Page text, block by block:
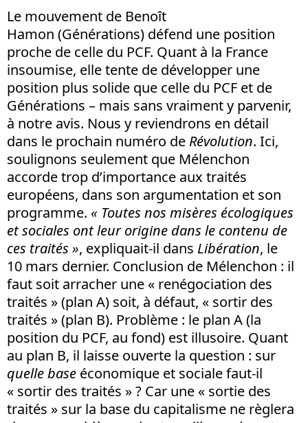
Le mouvement de Benoît
Hamon (Générations) défend une position
proche de celle du PCF. Quant à la France
insoumise, elle tente de développer une
position plus solide que celle du PCF et de
Générations – mais sans vraiment y parvenir,
à notre avis. Nous y reviendrons en détail
dans le prochain numéro de Révolution. Ici,
soulignons seulement que Mélenchon
accorde trop d’importance aux traités
européens, dans son argumentation et son
programme. « Toutes nos misères écologiques
et sociales ont leur origine dans le contenu de
ces traités », expliquait-il dans Libération, le
10 mars dernier. Conclusion de Mélenchon : il
faut soit arracher une « renégociation des
traités » (plan A) soit, à défaut, « sortir des
traités » (plan B). Problème : le plan A (la
position du PCF, au fond) est illusoire. Quant
au plan B, il laisse ouverte la question : sur
quelle base économique et sociale faut-il
« sortir des traités » ? Car une « sortie des
traités » sur la base du capitalisme ne règlera